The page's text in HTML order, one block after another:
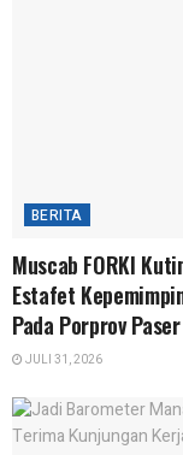
BERITA
Muscab FORKI
Estafet
Pada Porprov Paser
JULI 31, 2026